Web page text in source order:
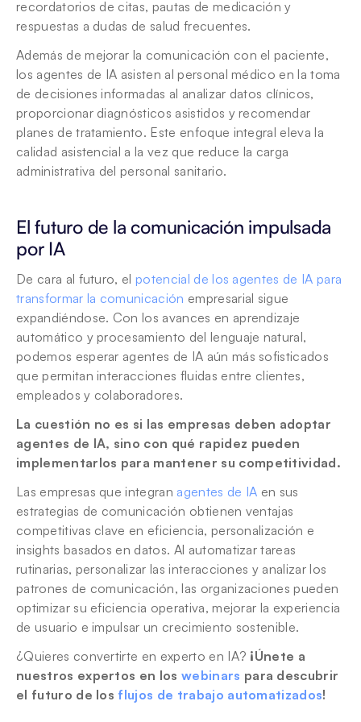
recordatorios de citas, pautas de medicación y
respuestas a dudas de salud frecuentes.
Además de mejorar la comunicación con el paciente,
los agentes de IA asisten al personal médico en la toma
de decisiones informadas al analizar datos clínicos,
proporcionar diagnósticos asistidos y recomendar
planes de tratamiento. Este enfoque integral eleva la
calidad asistencial a la vez que reduce la carga
administrativa del personal sanitario.
El futuro de la comunicación impulsada
por IA
De cara al futuro, el potencial de los agentes de IA para
transformar la comunicación empresarial sigue
expandiéndose. Con los avances en aprendizaje
automático y procesamiento del lenguaje natural,
podemos esperar agentes de IA aún más sofisticados
que permitan interacciones fluidas entre clientes,
empleados y colaboradores.
La cuestión no es si las empresas deben adoptar
agentes de IA, sino con qué rapidez pueden
implementarlos para mantener su competitividad.
Las empresas que integran agentes de IA en sus
estrategias de comunicación obtienen ventajas
competitivas clave en eficiencia, personalización e
insights basados en datos. Al automatizar tareas
rutinarias, personalizar las interacciones y analizar los
patrones de comunicación, las organizaciones pueden
optimizar su eficiencia operativa, mejorar la experiencia
de usuario e impulsar un crecimiento sostenible.
¿Quieres convertirte en experto en IA? ¡Únete a
nuestros expertos en los webinars para descubrir
el futuro de los flujos de trabajo automatizados!